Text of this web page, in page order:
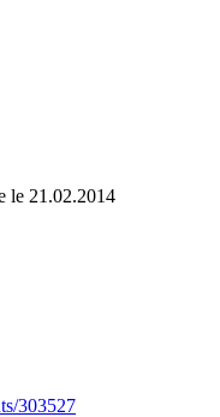
le 21.02.2014
303527